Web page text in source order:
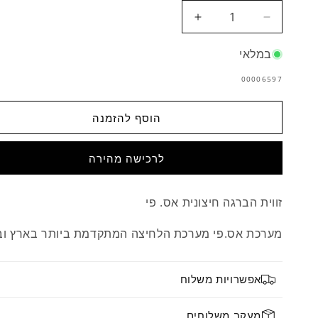
הפחתת
כמות
לזווית
חיצונית
אס.
הגדלת
כמות
אס.
במלאי
מק"ט:
00006597
הוסף להזמנה
זווית הברגה חיצונית אס. פי
מערכת אס.פי מערכת הלחיצה המתקדמת ביותר בארץ
אפשרויות משלוח
מעקב משלוחים